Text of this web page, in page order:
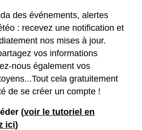
des événements, alertes
: recevez une notification et
nos mises à jour.
vos informations
nous également vos
cela gratuitement
de se créer un compte !
(voir le tutoriel en
ici)